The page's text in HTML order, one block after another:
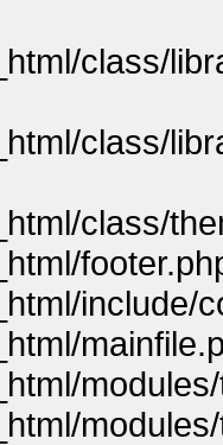
class/
class/
class/
include/